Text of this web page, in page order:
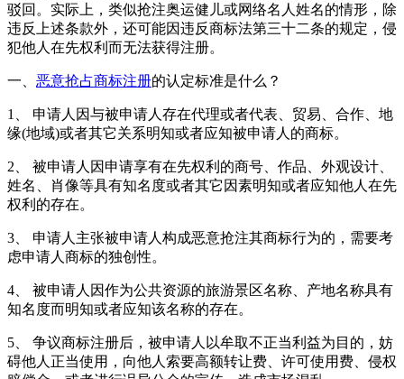
驳回。实际上，类似抢注奥运健儿或网络名人姓名的情形，除
违反上述条款外，还可能因违反商标法第三十二条的规定，侵
犯他人在先权利而无法获得注册。
一、 恶意抢占商标注册的认定标准是什么？
1、 申请人因与被申请人存在代理或者代表、贸易、合作、地
缘(地域)或者其它关系明知或者应知被申请人的商标。
2、 被申请人因申请享有在先权利的商号、作品、外观设计、
姓名、肖像等具有知名度或者其它因素明知或者应知他人在先
权利的存在。
3、 申请人主张被申请人构成恶意抢注其商标行为的，需要考
虑申请人商标的独创性。
4、 被申请人因作为公共资源的旅游景区名称、产地名称具有
知名度而明知或者应知该名称的存在。
5、 争议商标注册后，被申请人以牟取不正当利益为目的，妨
碍他人正当使用，向他人索要高额转让费、许可使用费、侵权